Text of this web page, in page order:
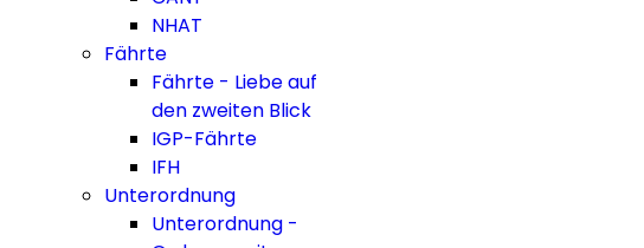
NHAT
Fährte
Fährte - Liebe auf
den zweiten Blick
IGP-Fährte
IFH
Unterordnung
Unterordnung -